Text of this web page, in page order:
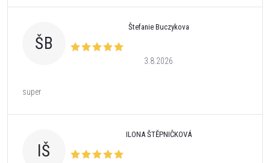
ŠB
Štefanie Buczykova
3.8.2026
super
IŠ
ILONA ŠTĚPNIČKOVÁ